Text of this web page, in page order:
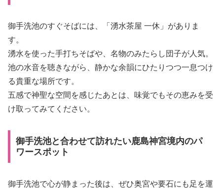
御手洗池のすぐそばには、「湧水茶屋 一休」がありま
す。
湧水を使った手打ちそばや、名物のみたらし団子が人気。
池の水音を聴きながら、静かな余韻にひたりつつ一息つけ
る貴重な場所です。
五感で神聖な空間を感じたあとは、味覚でもその恵みを受
け取ってみてください。
御手洗池と合わせて訪れたい鹿島神宮境内のパ
ワースポット
御手洗池で心が静まった後は、ぜひ奥宮や要石にも足を運